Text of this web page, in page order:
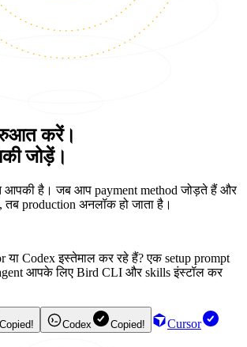
करें।
जोड़ें।
आपकी है। जब आप payment method जोड़ते हैं और
production अनलॉक हो जाता है।
या Codex इस्तेमाल कर रहे हैं? एक setup prompt
आपके लिए Bird CLI और skills इंस्टॉल कर
Copied! Codex Copied!
Cursor